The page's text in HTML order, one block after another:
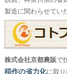
製造に関わらせてい
株式会社京都農販で
稲作の省力化に取り